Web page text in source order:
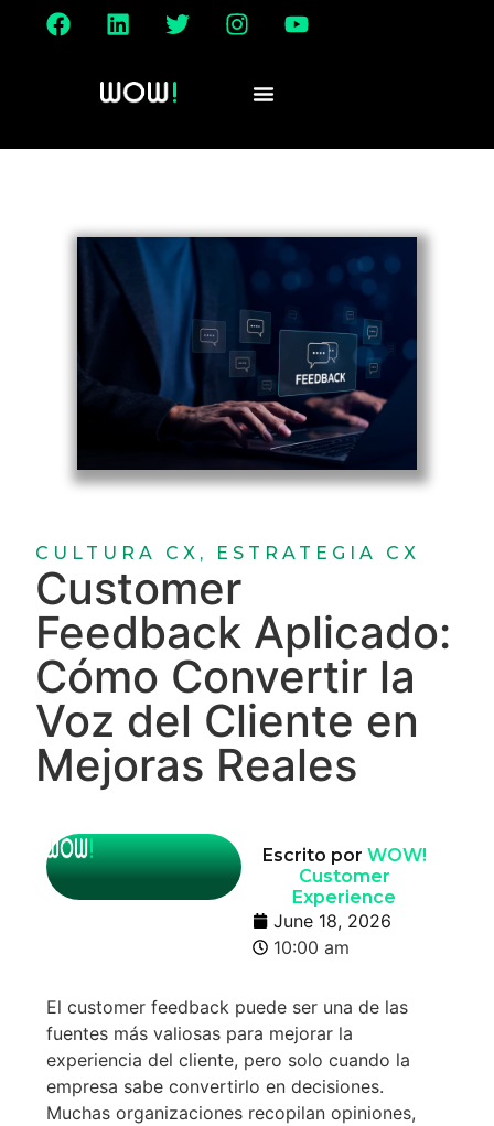
CULTURA CX , ESTRATEGIA CX
Customer
Feedback Aplicado:
Cómo Convertir la
Voz del Cliente en
Mejoras Reales
Escrito por WOW!
Customer
Experience
June 18, 2026
10:00 am
El customer feedback puede ser una de las
fuentes más valiosas para mejorar la
experiencia del cliente, pero solo cuando la
empresa sabe convertirlo en decisiones.
Muchas organizaciones recopilan opiniones,